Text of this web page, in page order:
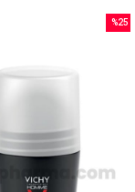
%25